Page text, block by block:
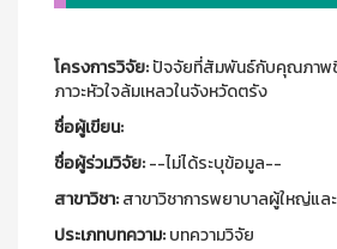
โครงการวิจัย:ปัจจัยที่สัมพันธ์กับคุณภาพ
ภาวะหัวใจล้มเหลวในจังหวัดตรัง
ชื่อผู้เขียน:
ชื่อผู้ร่วมวิจัย:--ไม่ได้ระบุข้อมูล--
สาขาวิชา:สาขาวิชาการพยาบาลผู้ใหญ่แล
ประเภทบทความ:บทความวิจัย